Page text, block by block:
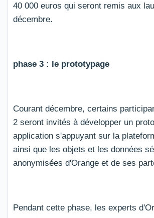
40 000 euros qui seront remis aux
décembre.
phase 3 : le prototypage
Courant décembre, certains
2 seront invités à développer un
application s'appuyant sur la
ainsi que les objets et les données
anonymisées d'Orange et de ses
Pendant cette phase, les experts